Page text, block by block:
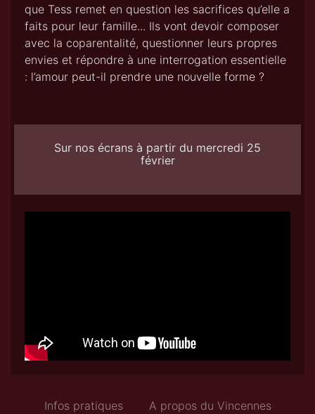
que Tess remet en question les sacrifices qu’elle a
faits pour leur famille... Ils vont devoir composer
avec la coparentalité, questionner leurs propres
envies et répondre à une interrogation essentielle
: l’amour peut-il prendre une nouvelle forme ?
Sur nos écrans à partir du mercredi 25
février
Infos pratiques A propos du Vincennes